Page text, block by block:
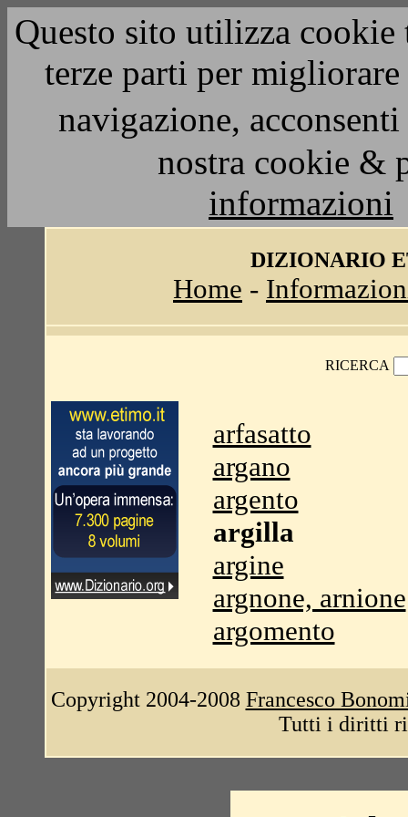
Questo sito utilizza
terze parti per
navigazione,
nostra cookie &
informazioni
DIZIONARIO
Home -
RICERCA
arfasatto
argano
argento
argilla
argine
argnone, arnione
argomento
Copyright 2004-2008 Francesco
Tutti i diritti